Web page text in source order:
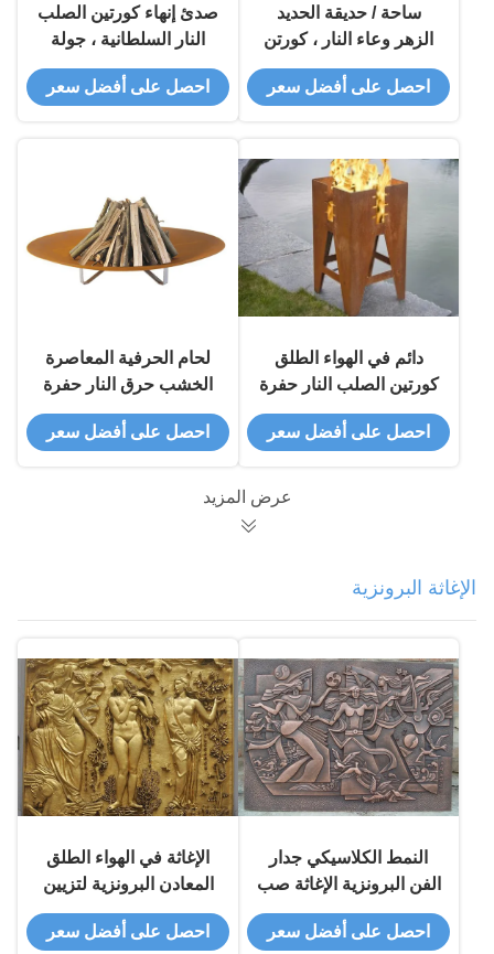
ساحة / حديقة الحديد
الزهر وعاء النار ، كورتن
الصلب النار حفرة الخشب
حرق الموقد
احصل على أفضل سعر
صدئ إنهاء كورتين الصلب
النار السلطانية ، جولة
الصلب النار حفرة التآكل
الاستقرار
احصل على أفضل سعر
دائم في الهواء الطلق
كورتين الصلب النار حفرة
الشواء تخصيص حجم
المتاحة
احصل على أفضل سعر
لحام الحرفية المعاصرة
الخشب حرق النار حفرة
حديقة تصميم 100CM ديا
احصل على أفضل سعر
عرض المزيد
الإغاثة البرونزية
النمط الكلاسيكي جدار
الفن البرونزية الإغاثة صب
السطح إنهاء مكافحة
التآكل
احصل على أفضل سعر
الإغاثة في الهواء الطلق
المعادن البرونزية لتزيين
الجدران تخصيص حجم
احصل على أفضل سعر